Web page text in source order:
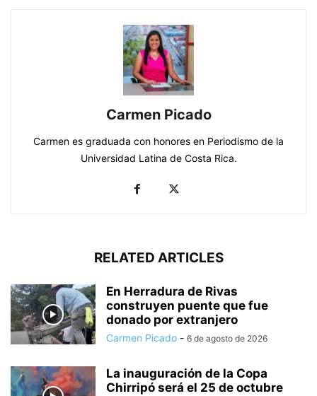
Carmen Picado
Carmen es graduada con honores en Periodismo de la
Universidad Latina de Costa Rica.
RELATED ARTICLES
En Herradura de Rivas
construyen puente que fue
donado por extranjero
Carmen Picado - 6 de agosto de 2026
La inauguración de la Copa
Chirripó será el 25 de octubre